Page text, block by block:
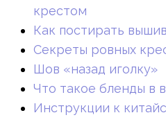
крестом
Как постирать
Секреты ровных
Шов «назад иголку»
Что такое бленды в
Инструкции к